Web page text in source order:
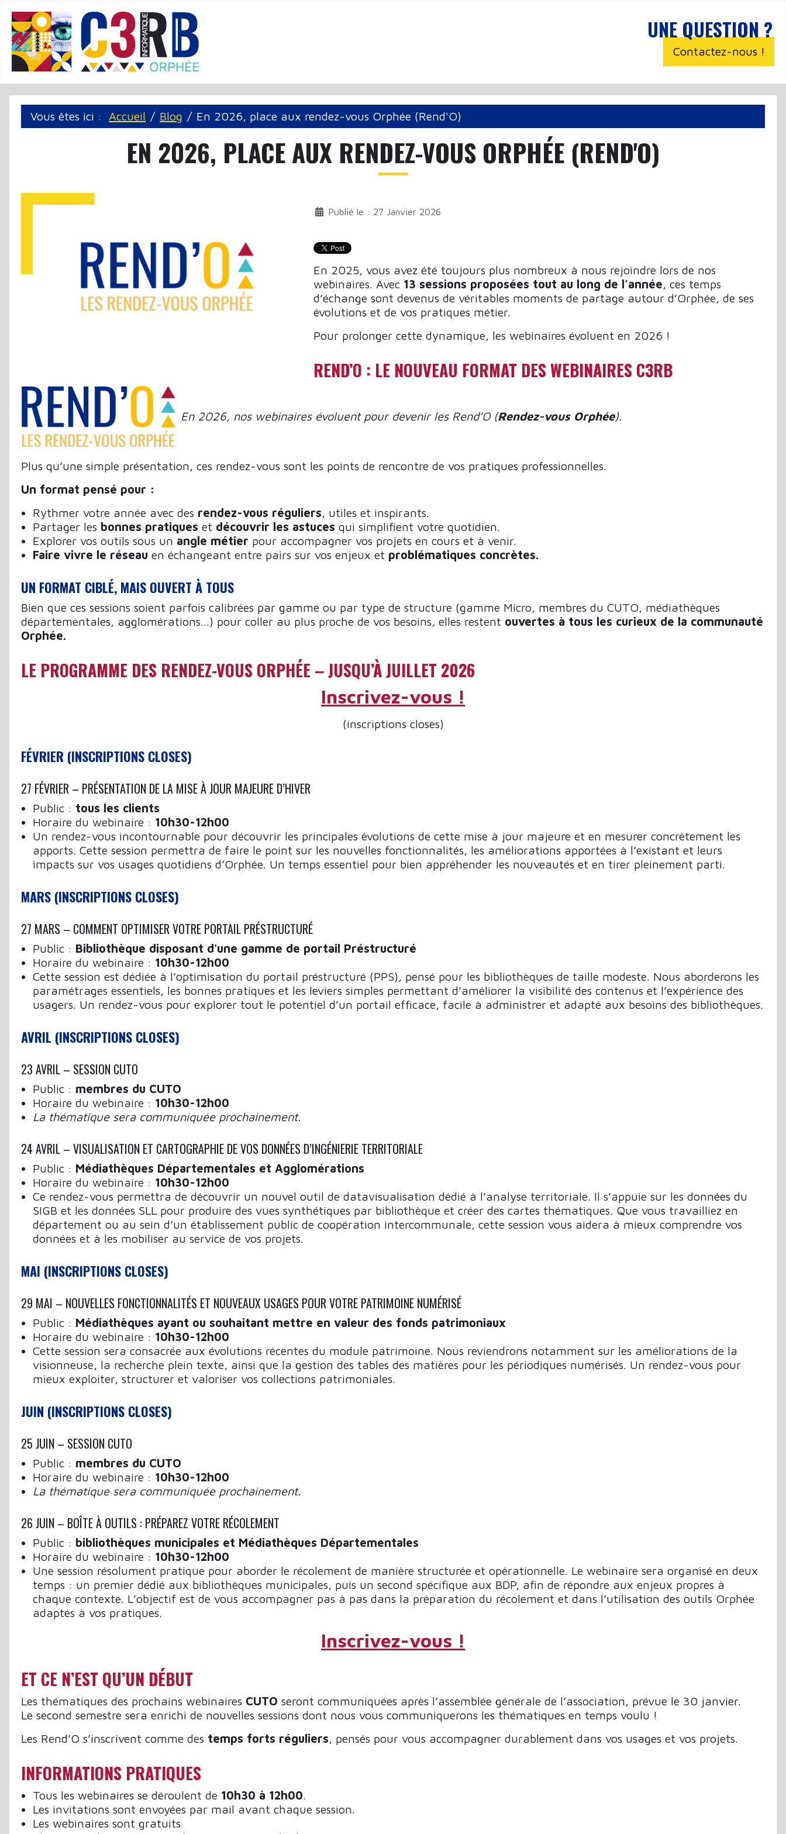
UNE QUESTION ?
Contactez-nous !
Vous êtes ici : Accueil Blog En 2026, place aux rendez-vous Orphée (Rend'O)
EN 2026, PLACE AUX RENDEZ-VOUS ORPHÉE (REND'O)
Publié le : 27 Janvier 2026
En 2025, vous avez été toujours plus nombreux à nous rejoindre lors de nos
webinaires. Avec 13 sessions proposées tout au long de l’année, ces temps
d’échange sont devenus de véritables moments de partage autour d’Orphée, de ses
évolutions et de vos pratiques métier.
Pour prolonger cette dynamique, les webinaires évoluent en 2026 !
REND’O : LE NOUVEAU FORMAT DES WEBINAIRES C3RB
En 2026, nos webinaires évoluent pour devenir les Rend’O (Rendez-vous Orphée).
Plus qu’une simple présentation, ces rendez-vous sont les points de rencontre de vos pratiques professionnelles.
Un format pensé pour :
Rythmer votre année avec des rendez-vous réguliers, utiles et inspirants.
Partager les bonnes pratiques et découvrir les astuces qui simplifient votre quotidien.
Explorer vos outils sous un angle métier pour accompagner vos projets en cours et à venir.
Faire vivre le réseau en échangeant entre pairs sur vos enjeux et problématiques concrètes.
UN FORMAT CIBLÉ, MAIS OUVERT À TOUS
Bien que ces sessions soient parfois calibrées par gamme ou par type de structure (gamme Micro, membres du CUTO, médiathèques
départementales, agglomérations...) pour coller au plus proche de vos besoins, elles restent ouvertes à tous les curieux de la communauté
Orphée.
LE PROGRAMME DES RENDEZ-VOUS ORPHÉE – JUSQU’À JUILLET 2026
Inscrivez-vous !
(inscriptions closes)
FÉVRIER (INSCRIPTIONS CLOSES)
27 FÉVRIER – PRÉSENTATION DE LA MISE À JOUR MAJEURE D’HIVER
Public : tous les clients
Horaire du webinaire : 10h30-12h00
Un rendez-vous incontournable pour découvrir les principales évolutions de cette mise à jour majeure et en mesurer concrètement les
apports. Cette session permettra de faire le point sur les nouvelles fonctionnalités, les améliorations apportées à l’existant et leurs
impacts sur vos usages quotidiens d’Orphée. Un temps essentiel pour bien appréhender les nouveautés et en tirer pleinement parti.
MARS (INSCRIPTIONS CLOSES)
27 MARS – COMMENT OPTIMISER VOTRE PORTAIL PRÉSTRUCTURÉ
Public : Bibliothèque disposant d'une gamme de portail Préstructuré
Horaire du webinaire : 10h30-12h00
Cette session est dédiée à l’optimisation du portail préstructuré (PPS), pensé pour les bibliothèques de taille modeste. Nous aborderons les
paramétrages essentiels, les bonnes pratiques et les leviers simples permettant d’améliorer la visibilité des contenus et l’expérience des
usagers. Un rendez-vous pour explorer tout le potentiel d’un portail efficace, facile à administrer et adapté aux besoins des bibliothèques.
AVRIL (INSCRIPTIONS CLOSES)
23 AVRIL – SESSION CUTO
Public : membres du CUTO
Horaire du webinaire : 10h30-12h00
La thématique sera communiquée prochainement.
24 AVRIL – VISUALISATION ET CARTOGRAPHIE DE VOS DONNÉES D’INGÉNIERIE TERRITORIALE
Public : Médiathèques Départementales et Agglomérations
Horaire du webinaire : 10h30-12h00
Ce rendez-vous permettra de découvrir un nouvel outil de datavisualisation dédié à l’analyse territoriale. Il s’appuie sur les données du
SIGB et les données SLL pour produire des vues synthétiques par bibliothèque et créer des cartes thématiques. Que vous travailliez en
département ou au sein d’un établissement public de coopération intercommunale, cette session vous aidera à mieux comprendre vos
données et à les mobiliser au service de vos projets.
MAI (INSCRIPTIONS CLOSES)
29 MAI – NOUVELLES FONCTIONNALITÉS ET NOUVEAUX USAGES POUR VOTRE PATRIMOINE NUMÉRISÉ
Public : Médiathèques ayant ou souhaitant mettre en valeur des fonds patrimoniaux
Horaire du webinaire : 10h30-12h00
Cette session sera consacrée aux évolutions récentes du module patrimoine. Nous reviendrons notamment sur les améliorations de la
visionneuse, la recherche plein texte, ainsi que la gestion des tables des matières pour les périodiques numérisés. Un rendez-vous pour
mieux exploiter, structurer et valoriser vos collections patrimoniales.
JUIN (INSCRIPTIONS CLOSES)
25 JUIN – SESSION CUTO
Public : membres du CUTO
Horaire du webinaire : 10h30-12h00
La thématique sera communiquée prochainement.
26 JUIN – BOÎTE À OUTILS : PRÉPAREZ VOTRE RÉCOLEMENT
Public : bibliothèques municipales et Médiathèques Départementales
Horaire du webinaire : 10h30-12h00
Une session résolument pratique pour aborder le récolement de manière structurée et opérationnelle. Le webinaire sera organisé en deux
temps : un premier dédié aux bibliothèques municipales, puis un second spécifique aux BDP, afin de répondre aux enjeux propres à
chaque contexte. L’objectif est de vous accompagner pas à pas dans la préparation du récolement et dans l’utilisation des outils Orphée
adaptés à vos pratiques.
Inscrivez-vous !
ET CE N’EST QU’UN DÉBUT
Les thématiques des prochains webinaires CUTO seront communiquées après l’assemblée générale de l’association, prévue le 30 janvier.
Le second semestre sera enrichi de nouvelles sessions dont nous vous communiquerons les thématiques en temps voulu !
Les Rend’O s’inscrivent comme des temps forts réguliers, pensés pour vous accompagner durablement dans vos usages et vos projets.
INFORMATIONS PRATIQUES
Tous les webinaires se déroulent de 10h30 à 12h00.
Les invitations sont envoyées par mail avant chaque session.
Les webinaires sont gratuits